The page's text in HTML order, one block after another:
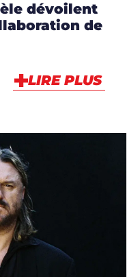
dévoilent
de
LIRE PLUS
NEWS